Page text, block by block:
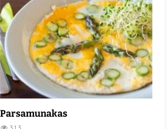
Parsamunakas